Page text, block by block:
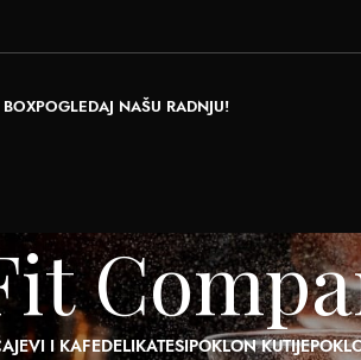
BOXPOGLEDAJ NAŠU RADNJU!
I KAFEDELIKATESIPOKLON KUTIJE